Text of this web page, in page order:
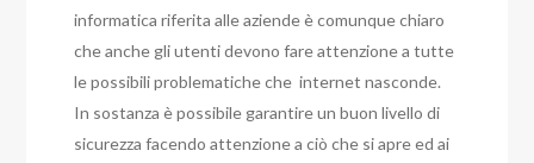
informatica riferita alle aziende è comunque chiaro
che anche gli utenti devono fare attenzione a tutte
le possibili problematiche che internet nasconde.
In sostanza è possibile garantire un buon livello di
sicurezza facendo attenzione a ciò che si apre ed ai